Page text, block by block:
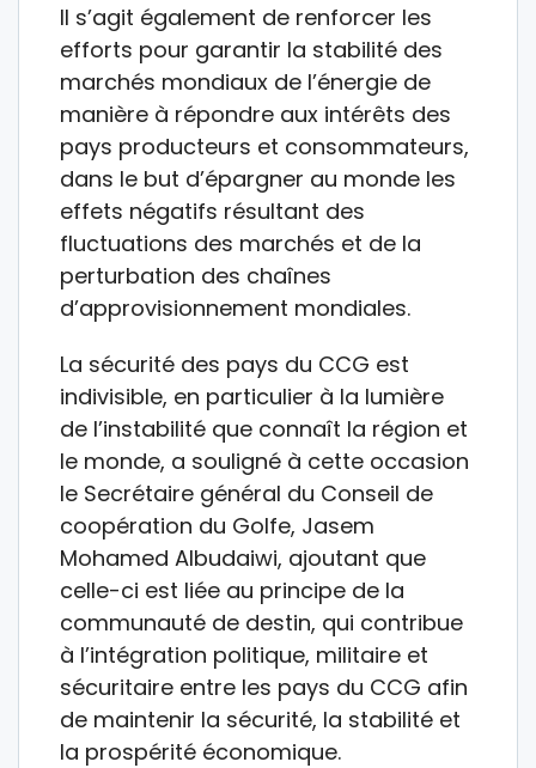
Il s’agit également de renforcer les
efforts pour garantir la stabilité des
marchés mondiaux de l’énergie de
manière à répondre aux intérêts des
pays producteurs et consommateurs,
dans le but d’épargner au monde les
effets négatifs résultant des
fluctuations des marchés et de la
perturbation des chaînes
d’approvisionnement mondiales.
La sécurité des pays du CCG est
indivisible, en particulier à la lumière
de l’instabilité que connaît la région et
le monde, a souligné à cette occasion
le Secrétaire général du Conseil de
coopération du Golfe, Jasem
Mohamed Albudaiwi, ajoutant que
celle-ci est liée au principe de la
communauté de destin, qui contribue
à l’intégration politique, militaire et
sécuritaire entre les pays du CCG afin
de maintenir la sécurité, la stabilité et
la prospérité économique.